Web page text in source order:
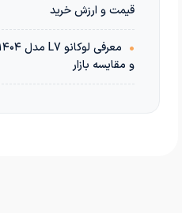
قیمت و ارزش خرید
•
و مقایسه بازار